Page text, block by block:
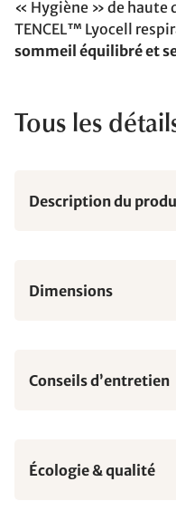
« Hygiène » de haute
TENCEL™ Lyocell
sommeil équilibré et
Tous les
Description du
Dimensions
Conseils d’entretien
Écologie & qualité